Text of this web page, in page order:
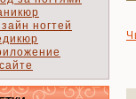
ногтей